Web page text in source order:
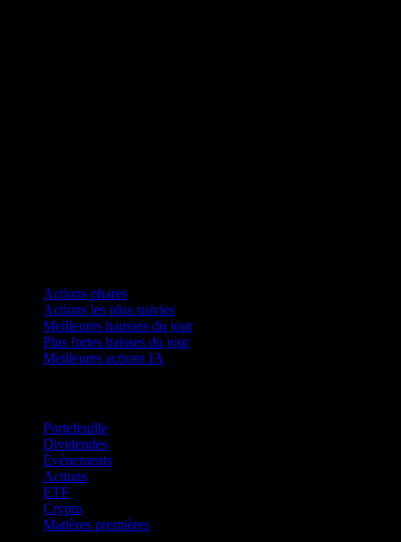
Actions phares
Actions les plus suivies
Meilleures hausses du jour
Plus fortes baisses du jour
Meilleures actions IA
Portefeuille
Dividendes
Événements
Actions
ETF
Crypto
Matières premières